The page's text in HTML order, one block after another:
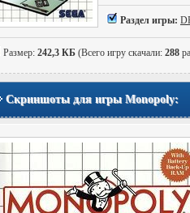
Раздел игры:
Размер: 242,3 КБ (Всего игру скачали: 288
Скриншоты для игры Monopoly: